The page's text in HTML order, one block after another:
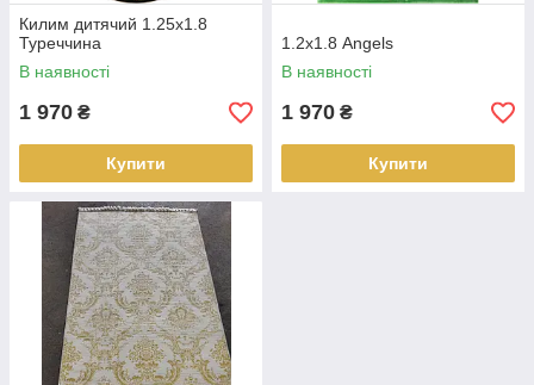
Килим дитячий 1.25x1.8
Туреччина
В наявності
1 970 ₴
Купити
1.2х1.8 Angels
В наявності
1 970 ₴
Купити